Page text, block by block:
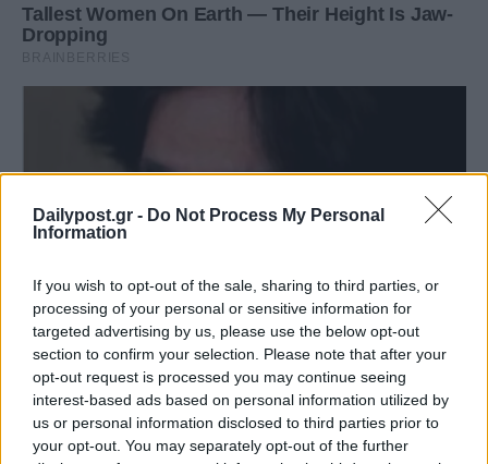
Dailypost.gr - Do Not Process My Personal
Information
If you wish to opt-out of the sale, sharing to third parties, or
processing of your personal or sensitive information for
targeted advertising by us, please use the below opt-out
section to confirm your selection. Please note that after your
opt-out request is processed you may continue seeing
interest-based ads based on personal information utilized by
us or personal information disclosed to third parties prior to
your opt-out. You may separately opt-out of the further